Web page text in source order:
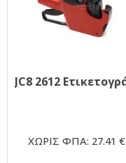
ΧΩΡΙΣ ΦΠΑ: 27.41 €